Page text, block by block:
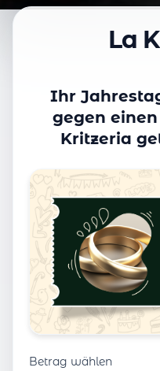
La
Ihr
gegen
Kritzeria
Betrag wählen